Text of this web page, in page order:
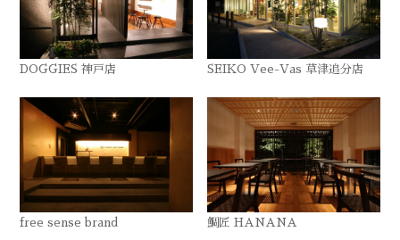
DOGGIES 神戸店 SEIKO Vee-Vas 草津追分店
free sense brand 鯛匠 HANANA